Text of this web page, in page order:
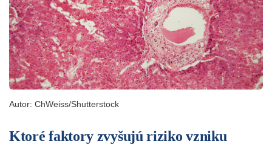
Autor: ChWeiss/Shutterstock
Ktoré faktory zvyšujú riziko vzniku